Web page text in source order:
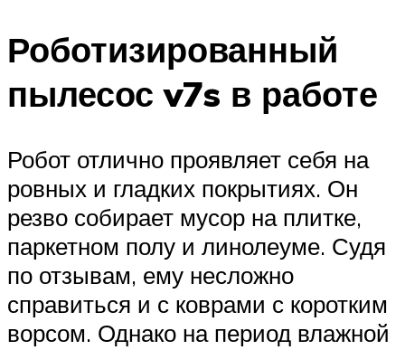
Роботизированный
пылесос v7s в работе
Робот отлично проявляет себя на
ровных и гладких покрытиях. Он
резво собирает мусор на плитке,
паркетном полу и линолеуме. Судя
по отзывам, ему несложно
справиться и с коврами с коротким
ворсом. Однако на период влажной